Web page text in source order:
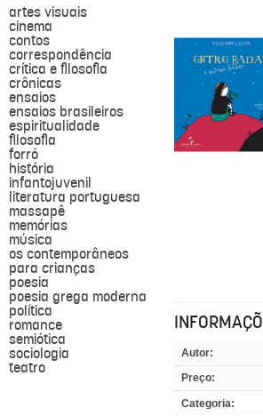
artes visuais
cinema
contos
correspondência
crítica e filosofia
crônicas
ensaios
ensaios brasileiros
espiritualidade
filosofia
forró
história
infantojuvenil
literatura portuguesa
massapê
memórias
música
os contemporâneos
para crianças
poesia
poesia grega moderna
política
romance
semiótica
sociologia
teatro
Autor:
Preço:
Categoria: